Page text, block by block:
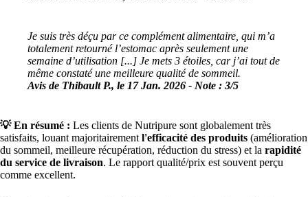
Je suis très déçu par ce complément alimentaire, qui m’a
totalement retourné l’estomac après seulement une
semaine d’utilisation [...] Je mets 3 étoiles, car j’ai tout de
même constaté une meilleure qualité de sommeil.
Avis de Thibault P., le 17 Jan. 2026 - Note : 3/5
💡 En résumé : Les clients de Nutripure sont globalement très
satisfaits, louant majoritairement l'efficacité des produits (amélioration
du sommeil, meilleure récupération, réduction du stress) et la rapidité
du service de livraison. Le rapport qualité/prix est souvent perçu
comme excellent.